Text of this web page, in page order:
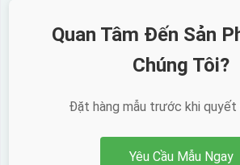
Quan Tâm Đến Sản
Chúng Tôi?
Đặt hàng mẫu trước khi quyết
Yêu Cầu Mẫu Ngay